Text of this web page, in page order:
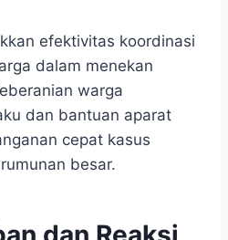
efektivitas koordinasi
dalam menekan
warga
dan bantuan aparat
cepat kasus
besar.